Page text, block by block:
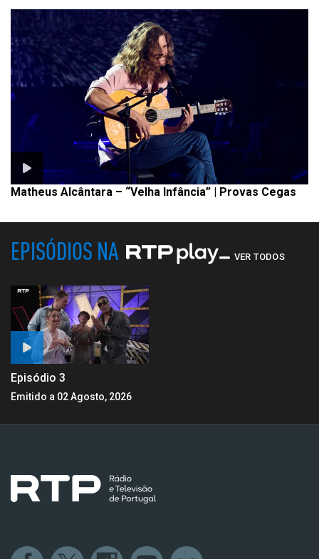
Matheus Alcântara – “Velha Infância” | Provas Cegas
EPISÓDIOS NA VER TODOS
Episódio 3
Emitido a 02 Agosto, 2026